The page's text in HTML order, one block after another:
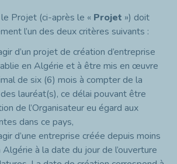
Projet (ci-après le « Projet ») doit
l’un des deux critères suivants :
d’un projet de création d’entreprise
en Algérie et à être mis en œuvre
de six (6) mois à compter de la
lauréat(s), ce délai pouvant être
de l’Organisateur eu égard aux
dans ce pays,
d’une entreprise créée depuis moins
à la date du jour de l’ouverture